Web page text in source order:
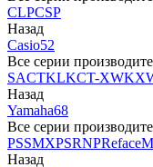
CLPCSP
Назад
Casio52
Все серии
SACTKLKCT-XWK
Назад
Yamaha68
Все серии
PSSMXPSRNPReface
Назад